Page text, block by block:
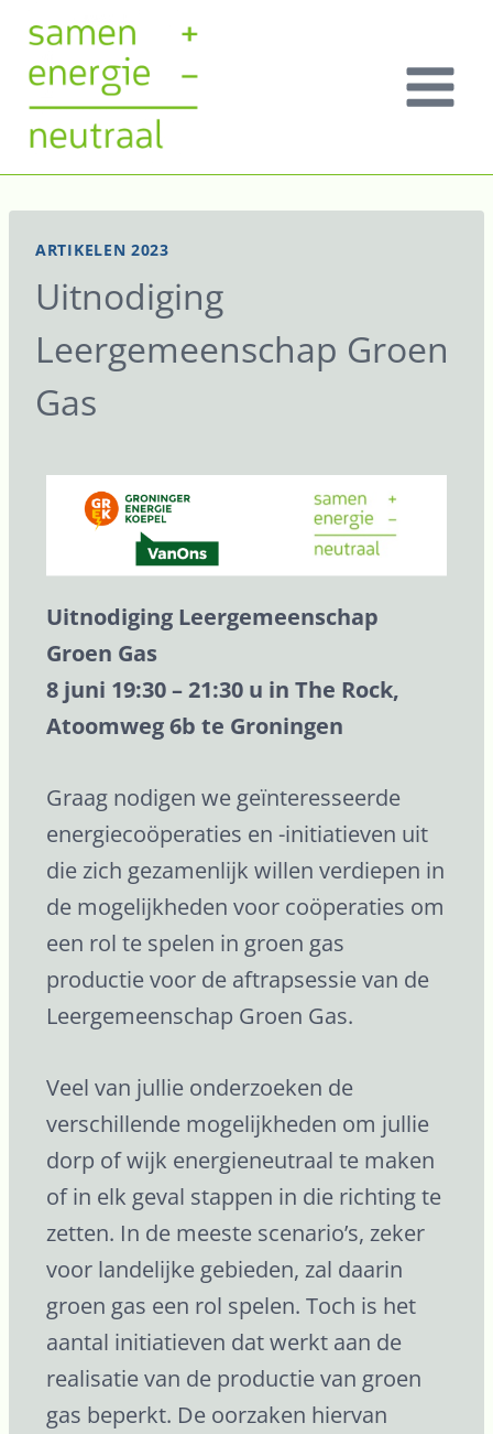
ARTIKELEN 2023
Uitnodiging
Leergemeenschap Groen
Gas
Uitnodiging Leergemeenschap
Groen Gas
8 juni 19:30 – 21:30 u in The Rock,
Atoomweg 6b te Groningen
Graag nodigen we geïnteresseerde
energiecoöperaties en -initiatieven uit
die zich gezamenlijk willen verdiepen in
de mogelijkheden voor coöperaties om
een rol te spelen in groen gas
productie voor de aftrapsessie van de
Leergemeenschap Groen Gas.
Veel van jullie onderzoeken de
verschillende mogelijkheden om jullie
dorp of wijk energieneutraal te maken
of in elk geval stappen in die richting te
zetten. In de meeste scenario’s, zeker
voor landelijke gebieden, zal daarin
groen gas een rol spelen. Toch is het
aantal initiatieven dat werkt aan de
realisatie van de productie van groen
gas beperkt. De oorzaken hiervan